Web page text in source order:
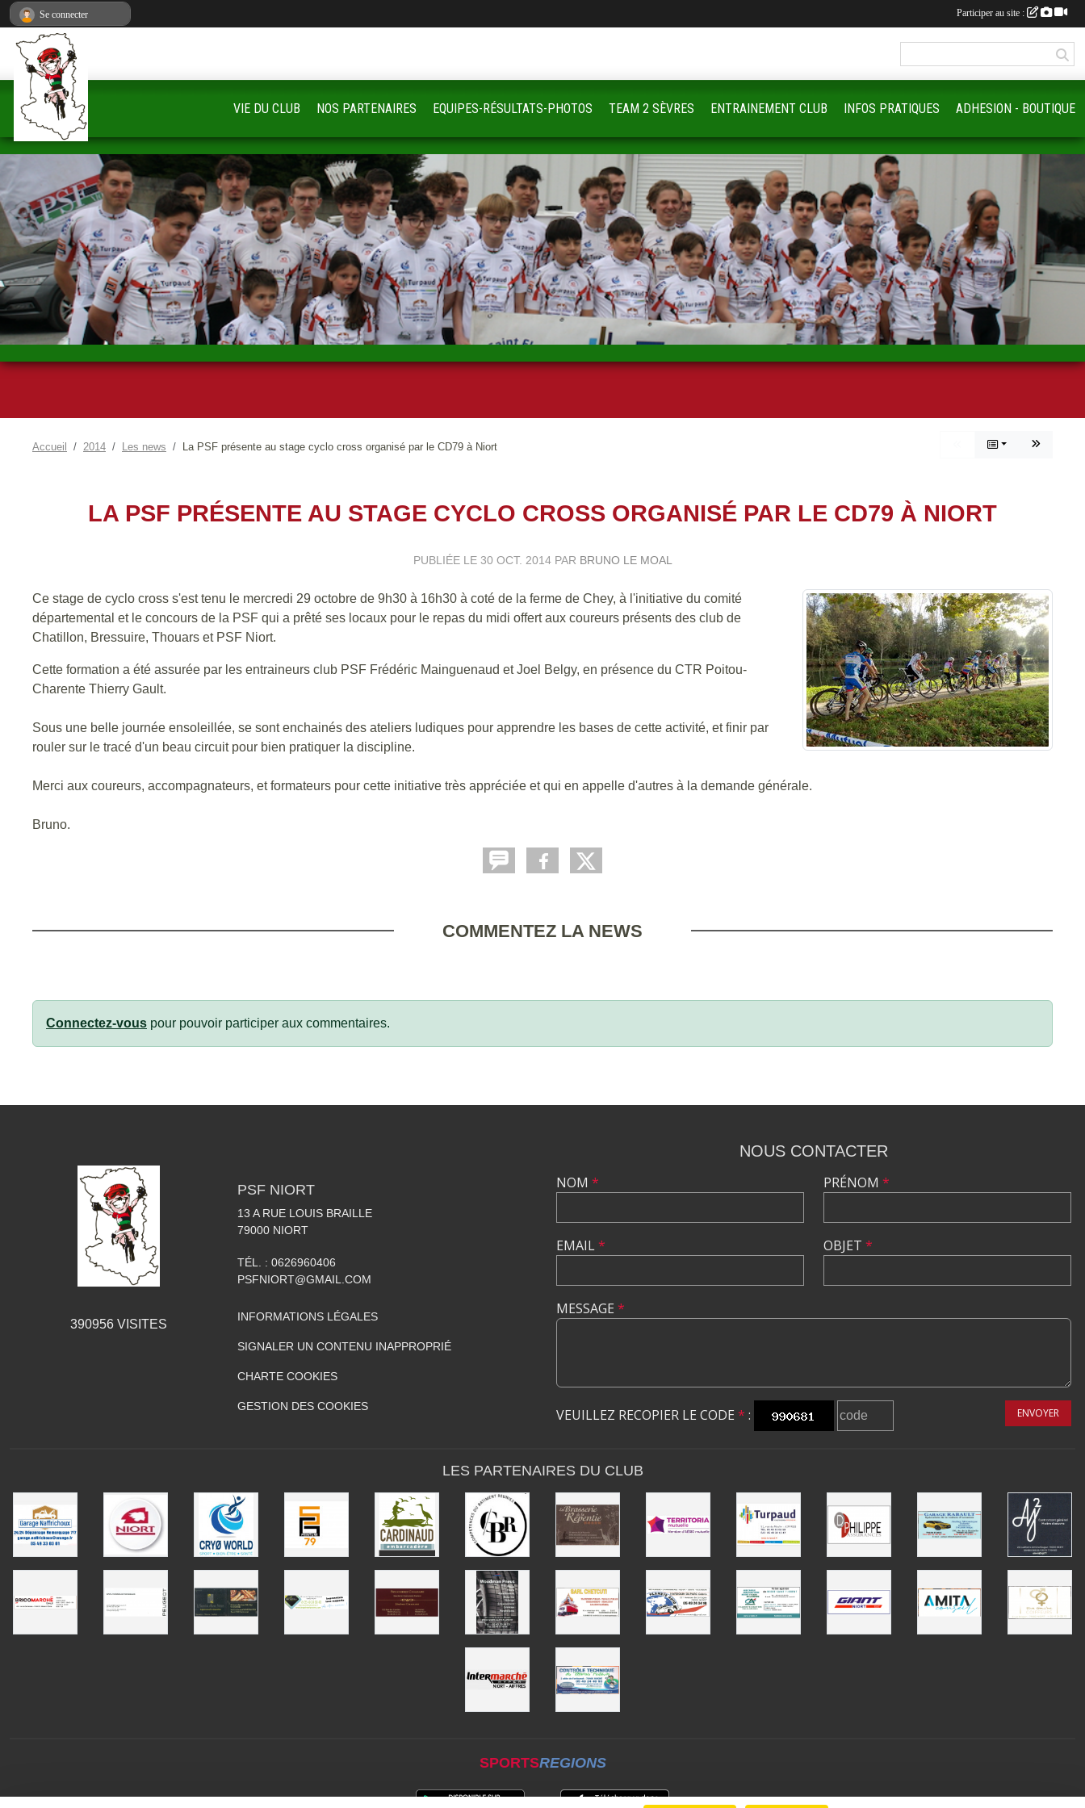
Accueil 2014 Les news La PSF présente au stage cyclo cross organisé par le CD79 à Niort
LA PSF PRÉSENTE AU STAGE CYCLO CROSS ORGANISÉ PAR LE CD79 À NIORT
PUBLIÉE LE 30 OCT. 2014PAR BRUNO LE MOAL
Ce stage de cyclo cross s'est tenu le mercredi 29 octobre de 9h30 à 16h30 à coté de la ferme de Chey, à l'initiative du comité
départemental et le concours de la PSF qui a prêté ses locaux pour le repas du midi offert aux coureurs présents des club de
Chatillon, Bressuire, Thouars et PSF Niort.
Cette formation a été assurée par les entraineurs club PSF Frédéric Mainguenaud et Joel Belgy, en présence du CTR Poitou-
Charente Thierry Gault.
Sous une belle journée ensoleillée, se sont enchainés des ateliers ludiques pour apprendre les bases de cette activité, et finir par
rouler sur le tracé d'un beau circuit pour bien pratiquer la discipline.
Merci aux coureurs, accompagnateurs, et formateurs pour cette initiative très appréciée et qui en appelle d'autres à la demande générale.
Bruno.
COMMENTEZ LA NEWS
Connectez-vous pour pouvoir participer aux commentaires.
VIE DU CLUB NOS PARTENAIRES EQUIPES-RÉSULTATS-PHOTOS TEAM 2 SÈVRES ENTRAINEMENT CLUB INFOS PRATIQUES ADHESION - BOUTIQUE
390956 VISITES
PSF NIORT
13 A RUE LOUIS BRAILLE
79000 NIORT
TÉL. : 0626960406
PSFNIORT@GMAIL.COM
INFORMATIONS LÉGALES
SIGNALER UN CONTENU INAPPROPRIÉ
CHARTE COOKIES
GESTION DES COOKIES
NOUS CONTACTER
NOM *
EMAIL*
PRÉNOM *
OBJET *
MESSAGE *
VEUILLEZ RECOPIER LE CODE * : ENVOYER
LES PARTENAIRES DU CLUB
SPORTSREGIONS
Se connecter Participer au site :
Panneau de gestion des cookies